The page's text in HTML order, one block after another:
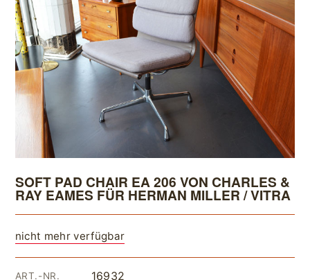
SOFT PAD CHAIR EA 206 VON CHARLES &
RAY EAMES FÜR HERMAN MILLER / VITRA
nicht mehr verfügbar
ART.-NR. 16932